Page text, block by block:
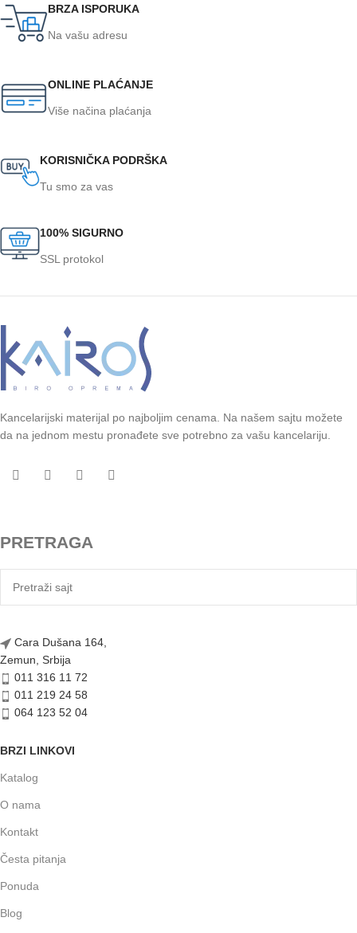
BRZA ISPORUKA
Na vašu adresu
ONLINE PLAĆANJE
Više načina plaćanja
KORISNIČKA PODRŠKA
Tu smo za vas
100% SIGURNO
SSL protokol
Kancelarijski materijal po najboljim cenama. Na našem sajtu možete
da na jednom mestu pronađete sve potrebno za vašu kancelariju.
PRETRAGA
Cara Dušana 164,
Zemun, Srbija
011 316 11 72
011 219 24 58
064 123 52 04
BRZI LINKOVI
Katalog
O nama
Kontakt
Česta pitanja
Ponuda
Blog